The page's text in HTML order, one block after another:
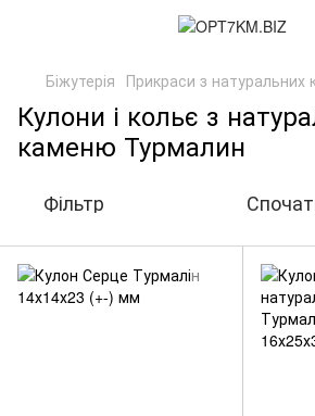
Біжутерія Прикраси з натуральних
Кулони і кольє з
каменю Турмалин
Фільтр